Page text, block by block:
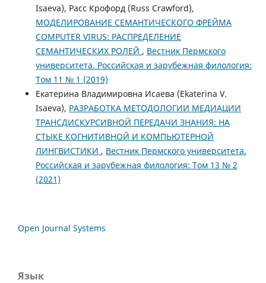
Isaeva), Расс Крофорд (Russ Crawford),
МОДЕЛИРОВАНИЕ СЕМАНТИЧЕСКОГО ФРЕЙМА
COMPUTER VIRUS: РАСПРЕДЕЛЕНИЕ
СЕМАНТИЧЕСКИХ РОЛЕЙ , Вестник Пермского
университета. Российская и зарубежная филология:
Том 11 № 1 (2019)
Екатерина Владимировна Исаева (Ekaterina V.
Isaeva), РАЗРАБОТКА МЕТОДОЛОГИИ МЕДИАЦИИ
ТРАНСДИСКУРСИВНОЙ ПЕРЕДАЧИ ЗНАНИЯ: НА
СТЫКЕ КОГНИТИВНОЙ И КОМПЬЮТЕРНОЙ
ЛИНГВИСТИКИ , Вестник Пермского университета.
Российская и зарубежная филология: Том 13 № 2
(2021)
Open Journal Systems
Язык